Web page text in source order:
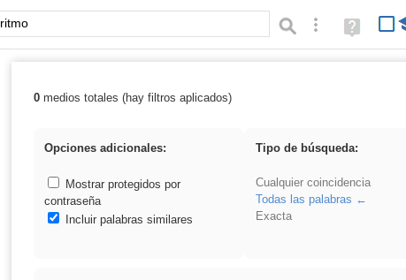
Palabra o frase: Búsqueda avanzada
Ayuda
(en
Resultados de: ritmo
0medios totales (hay filtros aplicados)
Opciones adicionales:
Mostrar protegidos por
contraseña
Incluir palabras similares
Tipo de búsqueda:
Cualquier coincidencia
Todas las palabras
Exacta